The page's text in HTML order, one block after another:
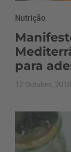
Nutrição
para
12 Outubro,